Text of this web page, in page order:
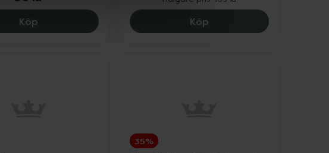
kr.
Köp Kronans Apotek Linsvätska Allt-i-ett, 36 kr.
KöpClearlii Daily -2.50,
35%